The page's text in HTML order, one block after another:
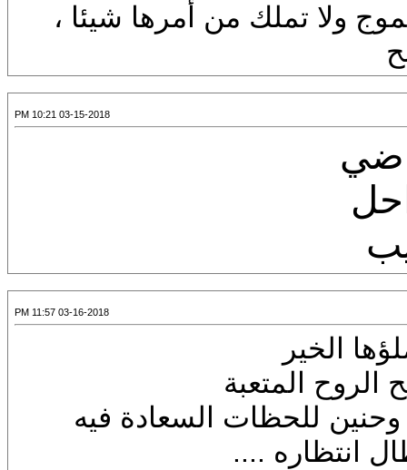
ولا تملك من أمرها شيئا ،
03-15-2018 10:21 PM
03-16-2018 11:57 PM
الخير
المتعبة
للحظات السعادة فيه
انتظاره ....